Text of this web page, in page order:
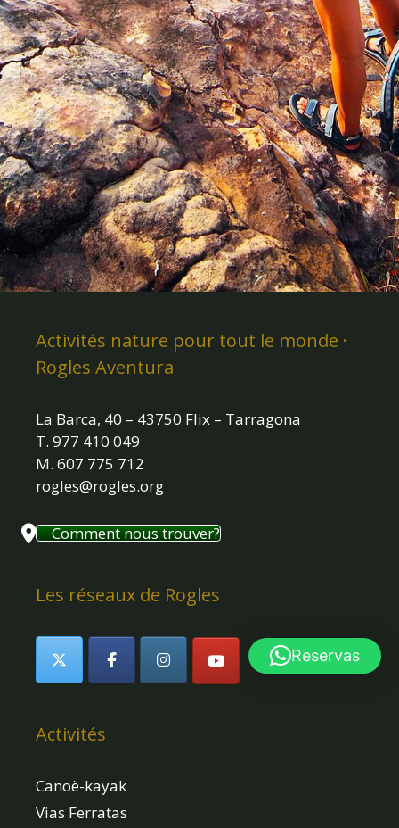
Activités nature pour tout le monde ·
Rogles Aventura
La Barca, 40 – 43750 Flix – Tarragona
T. 977 410 049
M. 607 775 712
rogles@rogles.org
Comment nous trouver?
Les réseaux de Rogles
Activités
Canoë-kayak
Vias Ferratas
Reservas